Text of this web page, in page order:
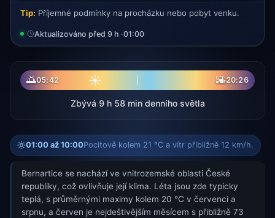
Tip: Příjemné podmínky na procházku nebo pobyt venku.
Aktualizováno před 9 h ·01:00
🌅05:42 ☀ 🌇20:26
Zbývá 9 h 58 min denního světla
01:00 až 10:00Pocitově kolem 21 °C a vítr přibližně 12 km/h.
Bernartice se nachází ve vnitrozemské oblasti České
republiky, což ovlivňuje její klima. Léta jsou zde typicky
teplá, s průměrnými maximy kolem 20 °C v červenci a
srpnu, a červen je nejdeštivějším měsícem s přibližně 73